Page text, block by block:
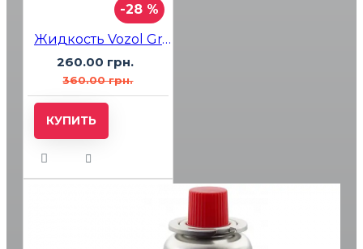
-28 %
Жидкость Vozol Grape Ice (Виноград Лёд) 30мл 5%
260.00 грн.
360.00 грн.
КУПИТЬ